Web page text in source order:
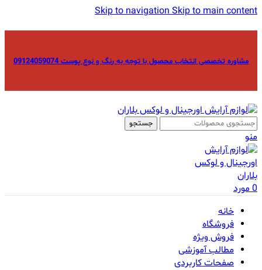
Skip to navigationSkip to main content
مشاوره تخصصی انتخاب محصول با توجه به رنگ و نوع پوست 09124059074
جستجو
منو
0مورد
خانه
فروشگاه
فروش ویژه
مطالب آموزشی
صفحات کاربردی